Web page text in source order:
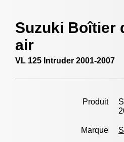
Suzuki Boîtier
air
VL 125 Intruder 2001-2007
Produit
Marque